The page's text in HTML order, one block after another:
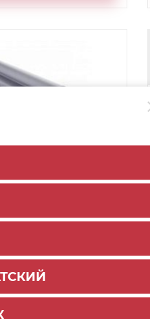
нижняя
для SKM 30
- +